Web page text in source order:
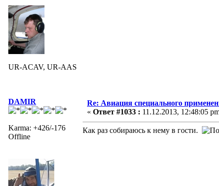
UR-ACAV, UR-AAS
DAMIR
Karma: +426/-176
Offline
Re: Авиация специального
« Ответ #1033 : 11.12.2013, 12:48:05
Как раз собираюсь к нему в гости.